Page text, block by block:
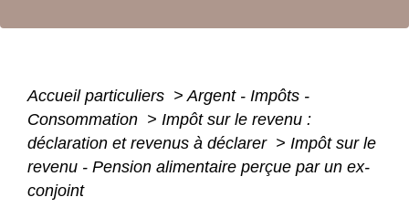
Accueil particuliers > Argent - Impôts -
Consommation > Impôt sur le revenu :
déclaration et revenus à déclarer > Impôt sur le
revenu - Pension alimentaire perçue par un ex-
conjoint